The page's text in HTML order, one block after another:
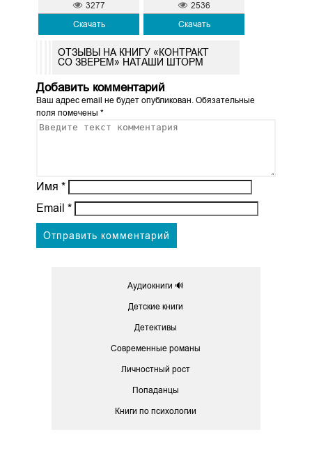
Скачать
3277
Скачать
2536
ОТЗЫВЫ НА КНИГУ «КОНТРАКТ
СО ЗВЕРЕМ» НАТАШИ ШТОРМ
Добавить комментарий
Ваш адрес email не будет опубликован.Обязательные
поля помечены *
Имя *
Email *
Аудиокниги 🔊
Детские книги
Детективы
Современные романы
Личностный рост
Попаданцы
Книги по психологии